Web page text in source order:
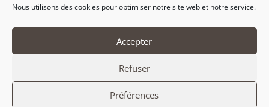
Nous utilisons des cookies pour optimiser notre site web et notre service.
Accepter
Refuser
Préférences

Nous suivre